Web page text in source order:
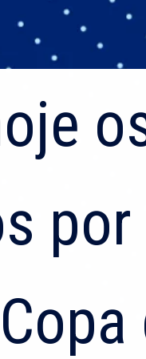
por
por